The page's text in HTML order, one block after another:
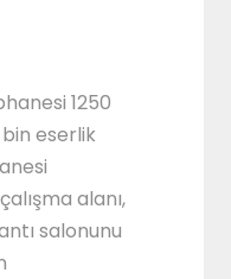
1250
eserlik
alanı,
salonunu